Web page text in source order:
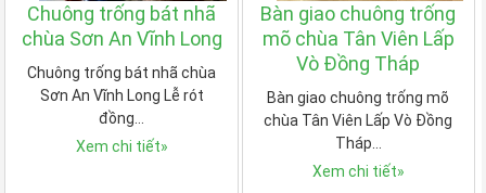
Chuông trống bát nhã
chùa Sơn An Vĩnh Long
Chuông trống bát nhã chùa
Sơn An Vĩnh Long Lễ rót
đồng…
Xem chi tiết»
Bàn giao chuông trống
mõ chùa Tân Viên Lấp
Vò Đồng Tháp
Bàn giao chuông trống mõ
chùa Tân Viên Lấp Vò Đồng
Tháp…
Xem chi tiết»